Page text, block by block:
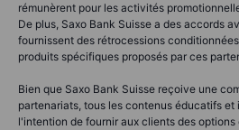
rémunèrent pour les activités
De plus, Saxo Bank Suisse a des accords
fournissent des rétrocessions
produits spécifiques proposés par ces
Bien que Saxo Bank Suisse reçoive une
partenariats, tous les contenus éducatifs et
l'intention de fournir aux clients des